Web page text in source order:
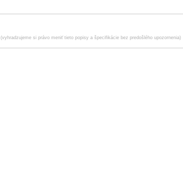
(vyhradzujeme si právo meniť tieto popisy a špecifikácie bez predošlého upozornenia)